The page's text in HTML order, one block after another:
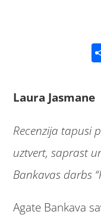
Laura Jasmane
Recenzija tapusi
uztvert, saprast
Bankavas darbs
Agate Bankava